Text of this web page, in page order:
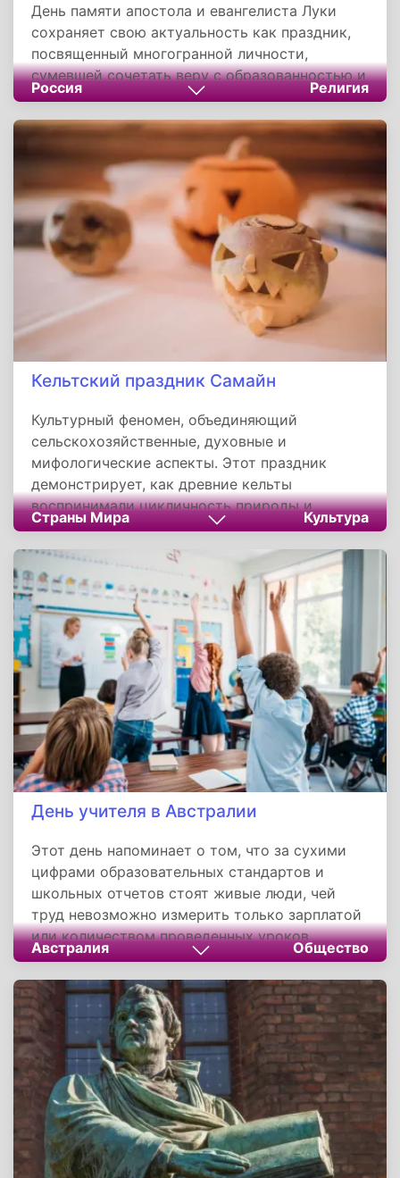
День памяти апостола и евангелиста Луки
сохраняет свою актуальность как праздник,
посвященный многогранной личности,
сумевшей сочетать веру с образованностью и
творчеством. Его жизнь демонстрирует
возможность гармоничного единства
различных дарований в служении высшим
идеалам. Наследие святого Луки продолжает
вдохновлять верующих на творческое
осмысление своей веры, а для людей, далеких
от религии, остается важным историческим и
культурным феноменом.
Россия Религия
Кельтский праздник Самайн
Культурный феномен, объединяющий
сельскохозяйственные, духовные и
мифологические аспекты. Этот праздник
демонстрирует, как древние кельты
воспринимали цикличность природы и
выстраивали свои отношения с
потусторонним миром. Его традиции, хотя и в
измененной форме, продолжают жить в
современной культуре, напоминая о глубокой
связи человека с природными ритмами и
вечными вопросами жизни и смерти.
Историческая трансформация Самайна
показывает удивительную жизнеспособность
архаичных традиций, способных
адаптироваться к новым культурным
контекстам.
Страны Мира Культура
День учителя в Австралии
Этот день напоминает о том, что за сухими
цифрами образовательных стандартов и
школьных отчетов стоят живые люди, чей
труд невозможно измерить только зарплатой
или количеством проведенных уроков.
Сохранение традиции празднования
способствует не только повышению престижа
учительской профессии, но и укреплению
фундаментальных ценностей общества, где
знание, мудрость и терпение считаются
одними из главных добродетелей.
Австралия Общество